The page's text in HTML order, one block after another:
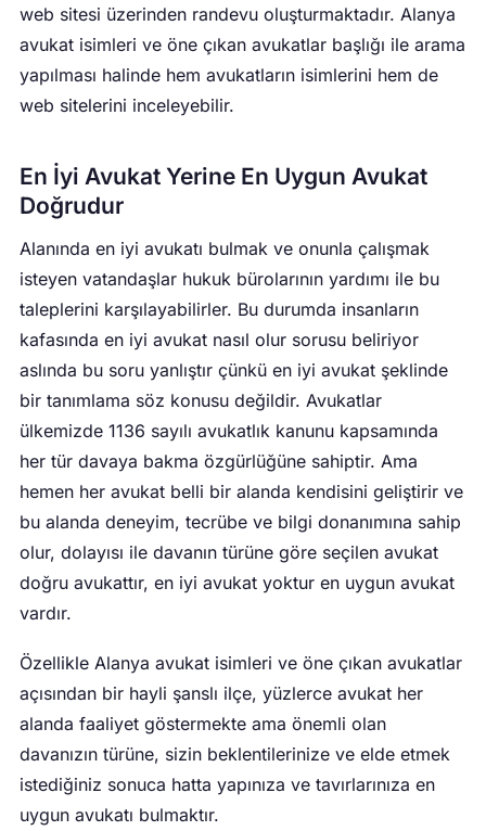
web sitesi üzerinden randevu oluşturmaktadır. Alanya
avukat isimleri ve öne çıkan avukatlar başlığı ile arama
yapılması halinde hem avukatların isimlerini hem de
web sitelerini inceleyebilir.
En İyi Avukat Yerine En Uygun Avukat
Doğrudur
Alanında en iyi avukatı bulmak ve onunla çalışmak
isteyen vatandaşlar hukuk bürolarının yardımı ile bu
taleplerini karşılayabilirler. Bu durumda insanların
kafasında en iyi avukat nasıl olur sorusu beliriyor
aslında bu soru yanlıştır çünkü en iyi avukat şeklinde
bir tanımlama söz konusu değildir. Avukatlar
ülkemizde 1136 sayılı avukatlık kanunu kapsamında
her tür davaya bakma özgürlüğüne sahiptir. Ama
hemen her avukat belli bir alanda kendisini geliştirir ve
bu alanda deneyim, tecrübe ve bilgi donanımına sahip
olur, dolayısı ile davanın türüne göre seçilen avukat
doğru avukattır, en iyi avukat yoktur en uygun avukat
vardır.
Özellikle Alanya avukat isimleri ve öne çıkan avukatlar
açısından bir hayli şanslı ilçe, yüzlerce avukat her
alanda faaliyet göstermekte ama önemli olan
davanızın türüne, sizin beklentilerinize ve elde etmek
istediğiniz sonuca hatta yapınıza ve tavırlarınıza en
uygun avukatı bulmaktır.